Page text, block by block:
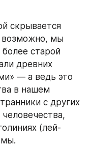
скрывается
возможно, мы
старой
древних
— а ведь это
в нашем
с других
(лей-
мы.